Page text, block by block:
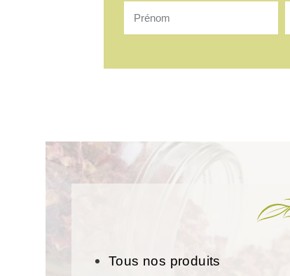
Tous nos produits